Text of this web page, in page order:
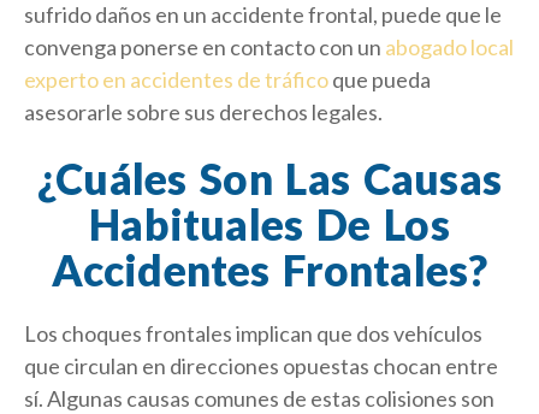
sufrido daños en un accidente frontal, puede que le
convenga ponerse en contacto con un abogado local
experto en accidentes de tráficoque pueda
asesorarle sobre sus derechos legales.
¿Cuáles Son Las Causas
Habituales De Los
Accidentes Frontales?
Los choques frontales implican que dos vehículos
que circulan en direcciones opuestas chocan entre
sí. Algunas causas comunes de estas colisiones son